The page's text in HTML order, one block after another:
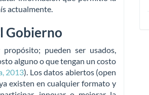
actualmente.
Gobierno
pueden ser usados,
alguno o que tengan un costo
2013). Los datos abiertos (open
existen en cualquier formato y